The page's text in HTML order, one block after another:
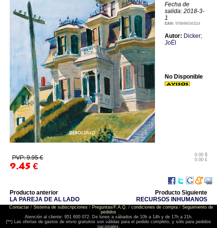
Fecha de
salida: 2018-3-
1
EAN: 9788466343114
Autor: Dicker;
JoËl
PVP: 9.95 €
9.45 €
0.00 $
0.00 £
No Disponible
Producto anterior
LA PAREJA DE AL LADO
Producto Siguiente
RECURSOS INHUMANOS
Contactar/ Sistema de subscripciones/ Preguntas/F.A.Q. / condiciones de compra/ Seguimiento de
pedidos
Atención al cliente: 951 600 072. De lunes a sábados de 10h a 14h y de 17h a 21h.
(**) Las ofertas de gastos de envio gratuitos son válidas para el pedido completo, y sólo para pedidos
nacionales.